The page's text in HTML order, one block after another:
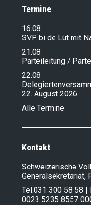
Termine
16.08
SVP bi de Lüt mit
21.08
Parteileitung /
22.08
22. August 2026
Alle Termine
Kontakt
Schweizerische
Generalsekretariat,
Tel.031 300 58 58 |
0023 5235 8557